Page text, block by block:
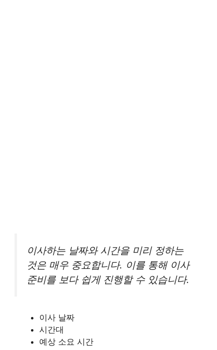
이사하는 날짜와 시간을 미리 정하는
것은 매우 중요합니다. 이를 통해 이사
준비를 보다 쉽게 진행할 수 있습니다.
이사 날짜
시간대
예상 소요 시간